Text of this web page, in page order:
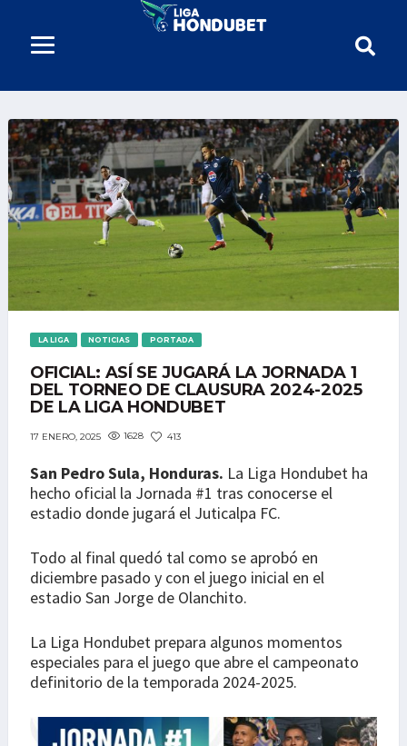
LA LIGA NOTICIAS PORTADA
OFICIAL: ASÍ SE JUGARÁ LA JORNADA 1
DEL TORNEO DE CLAUSURA 2024-2025
DE LA LIGA HONDUBET
17 ENERO, 2025 1628 413
San Pedro Sula, Honduras. La Liga Hondubet ha
hecho oficial la Jornada #1 tras conocerse el
estadio donde jugará el Juticalpa FC.
Todo al final quedó tal como se aprobó en
diciembre pasado y con el juego inicial en el
estadio San Jorge de Olanchito.
La Liga Hondubet prepara algunos momentos
especiales para el juego que abre el campeonato
definitorio de la temporada 2024-2025.